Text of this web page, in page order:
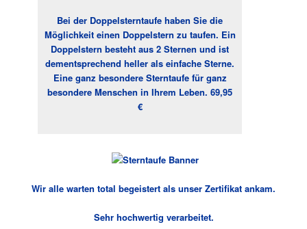
Bei der Doppelsterntaufe haben Sie die
Möglichkeit einen Doppelstern zu taufen. Ein
Doppelstern besteht aus 2 Sternen und ist
dementsprechend heller als einfache Sterne.
Eine ganz besondere Sterntaufe für ganz
besondere Menschen in Ihrem Leben. 69,95
€
Wir alle warten total begeistert als unser Zertifikat ankam.
Sehr hochwertig verarbeitet.